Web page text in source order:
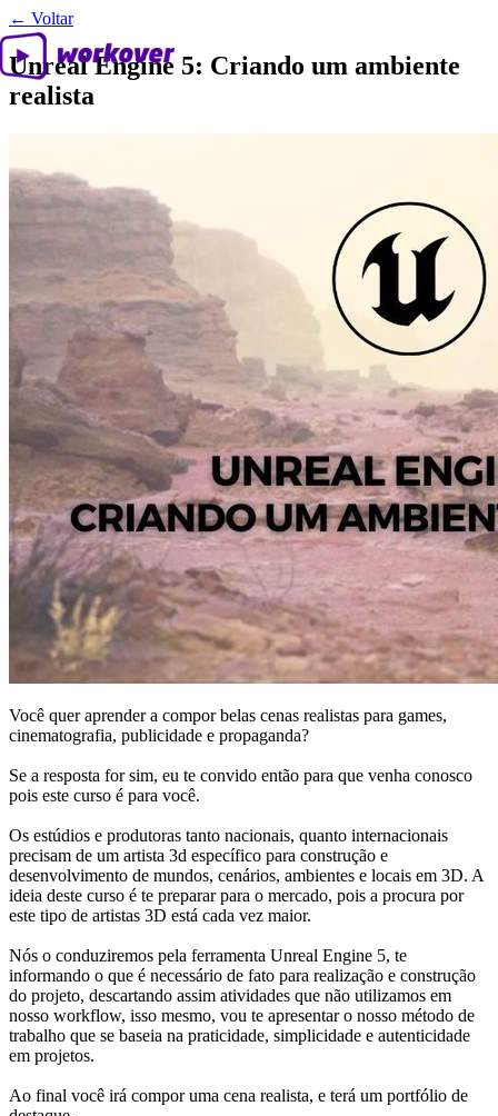
← Voltar
Unreal Engine 5: Criando um ambiente
realista
Você quer aprender a compor belas cenas realistas para games,
cinematografia, publicidade e propaganda?
Se a resposta for sim, eu te convido então para que venha conosco
pois este curso é para você.
Os estúdios e produtoras tanto nacionais, quanto internacionais
precisam de um artista 3d específico para construção e
desenvolvimento de mundos, cenários, ambientes e locais em 3D. A
ideia deste curso é te preparar para o mercado, pois a procura por
este tipo de artistas 3D está cada vez maior.
Nós o conduziremos pela ferramenta Unreal Engine 5, te
informando o que é necessário de fato para realização e construção
do projeto, descartando assim atividades que não utilizamos em
nosso workflow, isso mesmo, vou te apresentar o nosso método de
trabalho que se baseia na praticidade, simplicidade e autenticidade
em projetos.
Ao final você irá compor uma cena realista, e terá um portfólio de